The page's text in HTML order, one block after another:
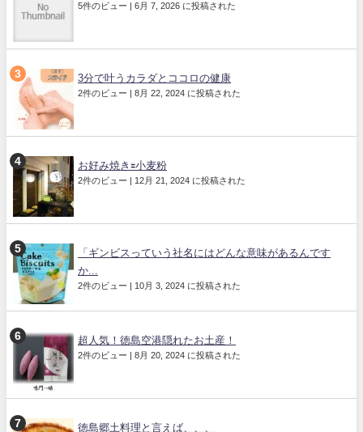
5件のビュー | 6月 7, 2026 に投稿された
3分で叶うカラダとココロの健康
2件のビュー | 8月 22, 2024 に投稿された
お好み焼き🟰小麦粉
2件のビュー | 12月 21, 2024 に投稿された
「ギンビスっていう社名にはどんな意味があるんです
か...
2件のビュー | 10月 3, 2024 に投稿された
超人気！徳島空港隠れたお土産！
2件のビュー | 8月 20, 2024 に投稿された
徳島郷土料理と言えば、、、